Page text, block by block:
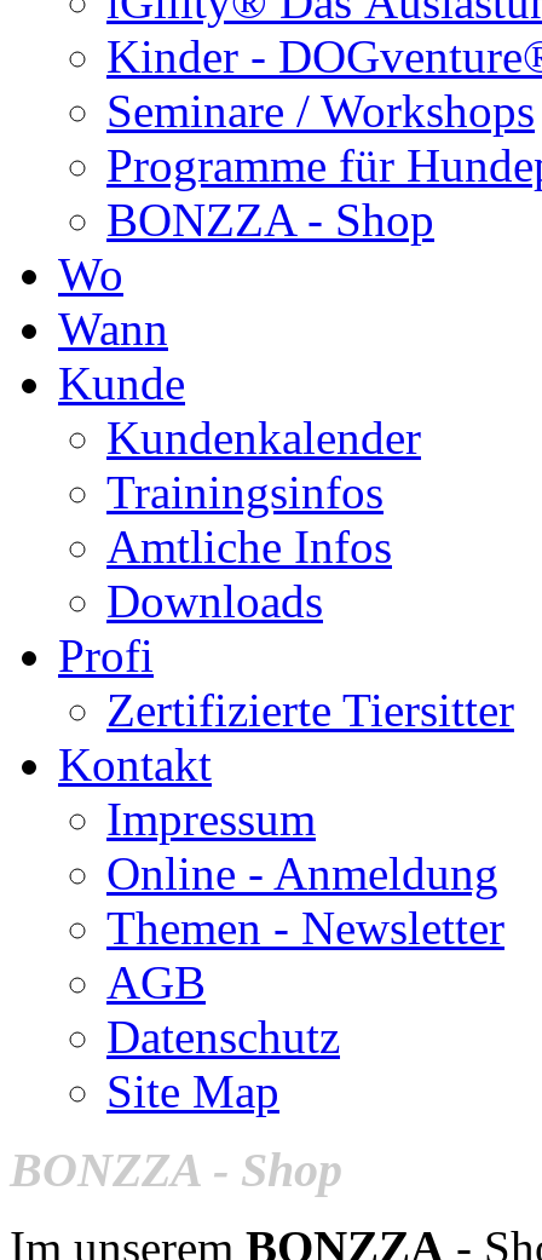
Seminare / Workshops
Programme für
BONZZA - Shop
Wo
Wann
Kunde
Kundenkalender
Trainingsinfos
Amtliche Infos
Downloads
Profi
Zertifizierte Tiersitter
Kontakt
Impressum
Online - Anmeldung
Themen - Newsletter
AGB
Datenschutz
Site Map
BONZZA - Shop
Im unseremBONZZA
SPREADSHIRT mit